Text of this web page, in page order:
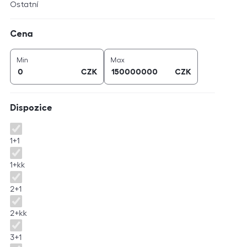
Ostatní
Cena
Min
CZK
Maxcena (
CZK
Dispozice
Dispozice
1+1
1+kk
2+1
2+kk
3+1